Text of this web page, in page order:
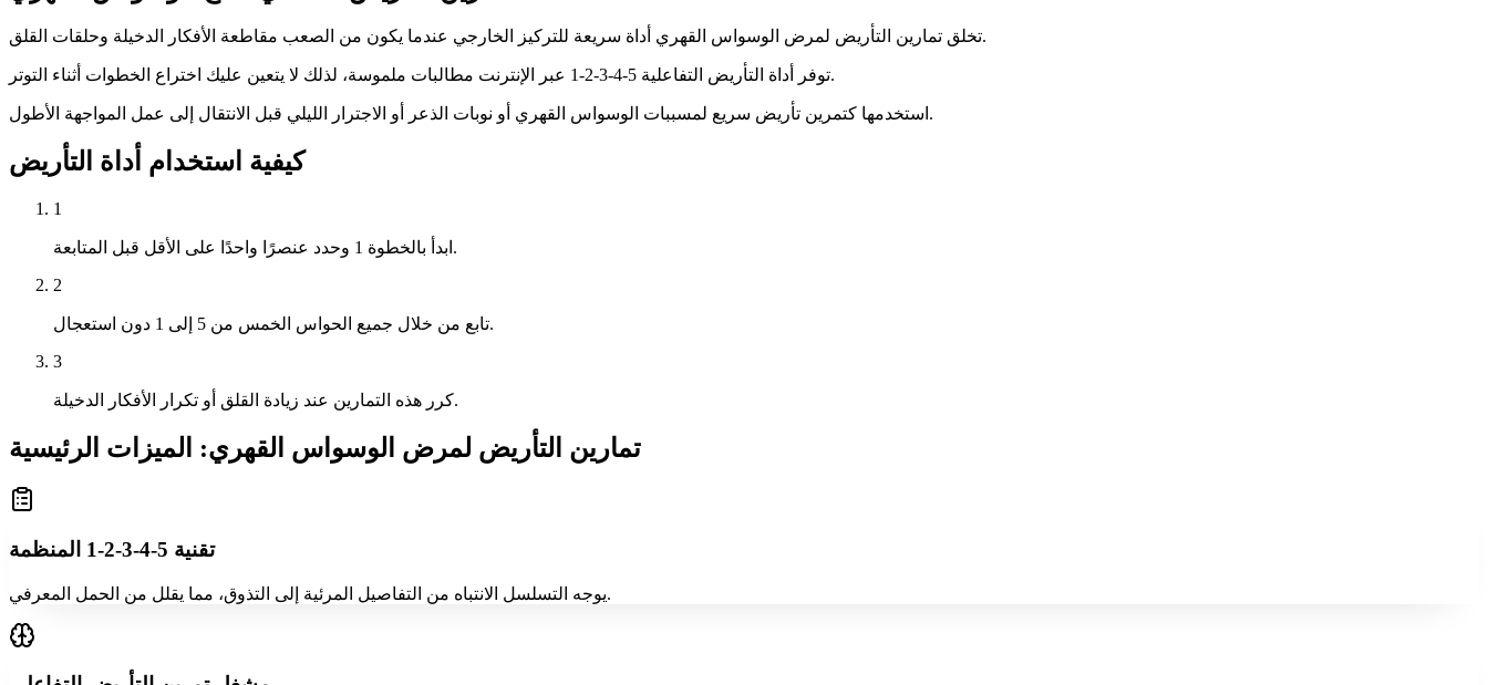
تخلق تمارين التأريض لمرض الوسواس القهري أداة سريعة للتركيز الخارجي عندما يكون من الصعب مقاطعة الأفكار الدخيلة وحلقات القلق.
توفر أداة التأريض التفاعلية 5-4-3-2-1 عبر الإنترنت مطالبات ملموسة، لذلك لا يتعين عليك اختراع الخطوات أثناء التوتر.
استخدمها كتمرين تأريض سريع لمسببات الوسواس القهري أو نوبات الذعر أو الاجترار الليلي قبل الانتقال إلى عمل المواجهة الأطول.
كيفية استخدام أداة التأريض
1
ابدأ بالخطوة 1 وحدد عنصرًا واحدًا على الأقل قبل المتابعة.
2
تابع من خلال جميع الحواس الخمس من 5 إلى 1 دون استعجال.
3
كرر هذه التمارين عند زيادة القلق أو تكرار الأفكار الدخيلة.
تمارين التأريض لمرض الوسواس القهري: الميزات الرئيسية
تقنية 5-4-3-2-1 المنظمة
يوجه التسلسل الانتباه من التفاصيل المرئية إلى التذوق، مما يقلل من الحمل المعرفي.